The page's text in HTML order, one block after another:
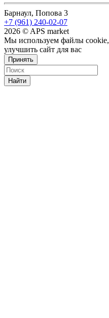
Барнаул, Попова 3
+7 (961) 240-02-07
2026 © APS market
Мы используем файлы
улучшить сайт для вас
Принять
Найти